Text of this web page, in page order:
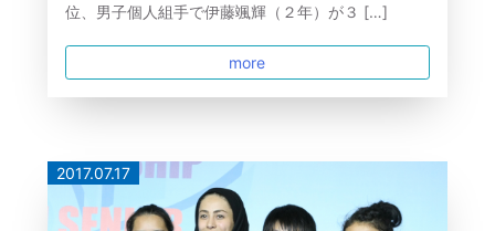
位、男子個人組手で伊藤颯輝（２年）が３ […]
more
2017.07.17